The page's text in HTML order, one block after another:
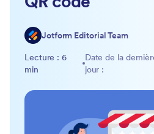
Jotform Editorial Team
Lecture : 6
min
Date de la
jour :